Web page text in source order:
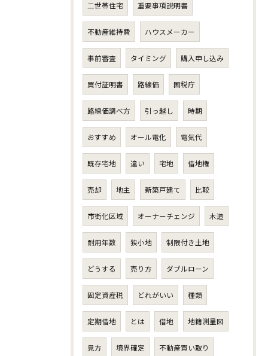
二世帯住宅 重要事項説明書
不動産維持費 ハウスメーカー
事前審査 タイミング 購入申し込み
買付証明書 路線価 国税庁
路線価調べ方 引っ越し 時期
おすすめ オール電化 電気代
既存宅地 違い 宅地 借地権
売却 地主 新築戸建て 比較
市街化区域 オーナーチェンジ 木造
耐用年数 狭小地 制限付き土地
どうする 売り方 ダブルローン
固定資産税 どれがいい 種類
定期借地 とは 借地 地籍測量図
見方 境界確定 不動産買い取り